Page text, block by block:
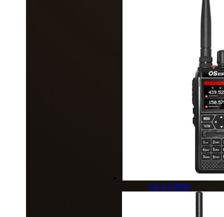
OS-UV8900